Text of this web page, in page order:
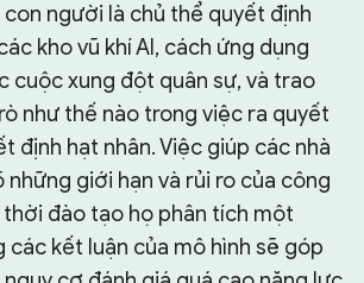
con người là chủ thể quyết định
kho vũ khí AI, cách ứng dụng
cuộc xung đột quân sự, và trao
như thế nào trong việc ra quyết
định hạt nhân. Việc giúp các nhà
những giới hạn và rủi ro của công
thời đào tạo họ phân tích một
các kết luận của mô hình sẽ góp